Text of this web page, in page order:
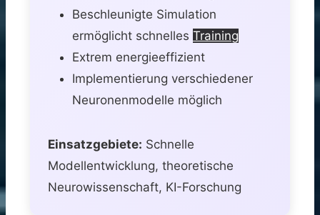
Beschleunigte Simulation
ermöglicht schnelles Training
Extrem energieeffizient
Implementierung verschiedener
Neuronenmodelle möglich
Einsatzgebiete: Schnelle
Modellentwicklung, theoretische
Neurowissenschaft, KI-Forschung